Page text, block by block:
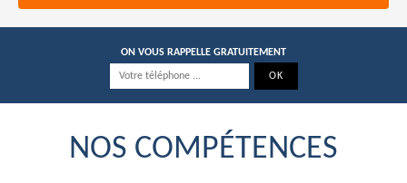
ON VOUS RAPPELLE GRATUITEMENT
NOS COMPÉTENCES